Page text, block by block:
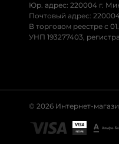
Юр. адрес: 220004 г.
Почтовый адрес:
В торговом реестре с
УНП 193277403,
© 2026 Интернет-